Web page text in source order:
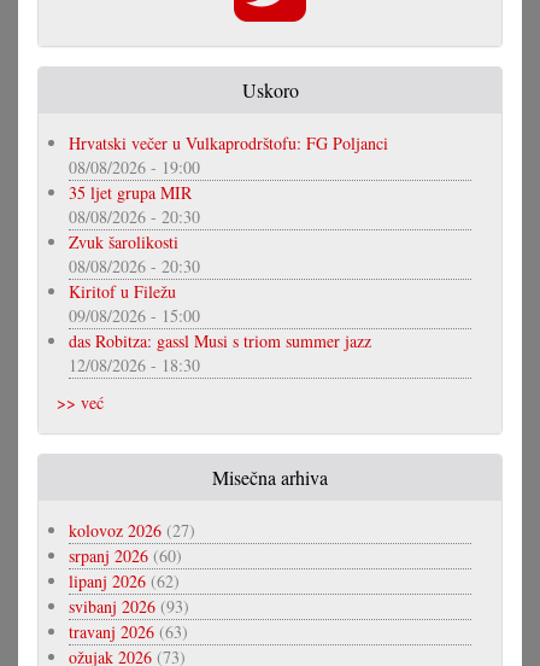
Uskoro
Hrvatski večer u Vulkaprodrštofu: FG Poljanci
08/08/2026 - 19:00
35 ljet grupa MIR
08/08/2026 - 20:30
Zvuk šarolikosti
08/08/2026 - 20:30
Kiritof u Filežu
09/08/2026 - 15:00
das Robitza: gassl Musi s triom summer jazz
12/08/2026 - 18:30
>> već
Misečna arhiva
kolovoz 2026 (27)
srpanj 2026 (60)
lipanj 2026 (62)
svibanj 2026 (93)
travanj 2026 (63)
ožujak 2026 (73)